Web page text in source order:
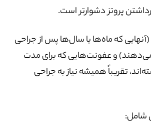
پروتز دشوارتر است.
که ماه‌ها یا سال‌ها پس از جراحی
و عفونت‌هایی که برای مدت
تقریباً همیشه نیاز به جراحی
شامل: